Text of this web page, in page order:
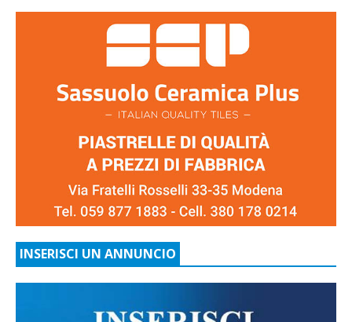
INSERISCI UN ANNUNCIO